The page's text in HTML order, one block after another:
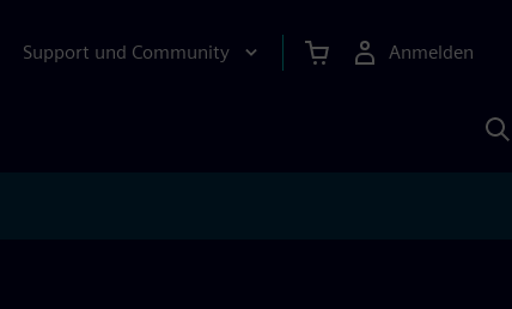
Support und Community Anmelden
KI